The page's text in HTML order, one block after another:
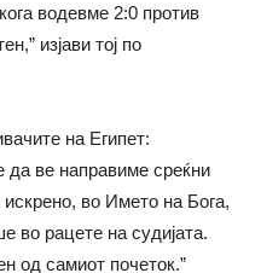
водевме 2:0 против
изјави тој по
на Египет:
да ве направиме среќни
вo Името на Бога,
рацете на судијата.
од самиот почеток.”